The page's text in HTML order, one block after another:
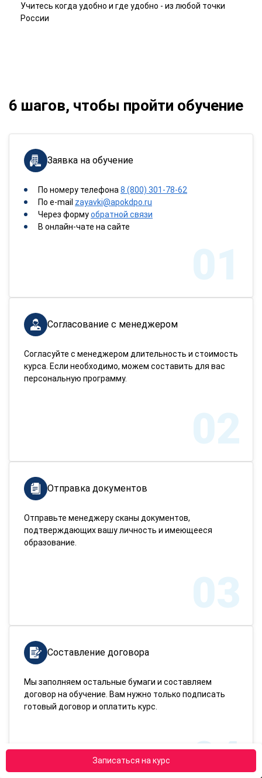
Записаться на курс
Учитесь когда удобно и где удобно - из любой точки
России
6 шагов, чтобы пройти обучение
Заявка на обучение
По номеру телефона 8 (800) 301-78-62
По e-mail zayavki@apokdpo.ru
Через формуобратной связи
В онлайн-чате на сайте
01
Согласование с менеджером
Согласуйте с менеджером длительность и стоимость
курса. Если необходимо, можем составить для вас
персональную программу.
02
Отправка документов
Отправьте менеджеру сканы документов,
подтверждающих вашу личность и имеющееся
образование.
03
Составление договора
Мы заполняем остальные бумаги и составляем
договор на обучение. Вам нужно только подписать
готовый договор и оплатить курс.
04